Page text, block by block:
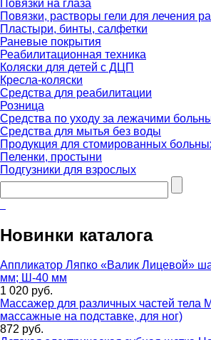
Повязки на глаза
Повязки, растворы гели для лечения
Пластыри, бинты, салфетки
Раневые покрытия
Реабилитационная техника
Коляски для детей с ДЦП
Кресла-коляски
Средства для реабилитации
Розница
Средства по уходу за лежачими
Средства для мытья без воды
Продукция для стомированных
Пеленки, простыни
Подгузники для взрослых
Новинки каталога
Аппликатор Ляпко «Валик Лицевой»
мм; Ш-40 мм
1 020 руб.
Массажер для различных частей тела
массажные на подставке, для ног)
872 руб.